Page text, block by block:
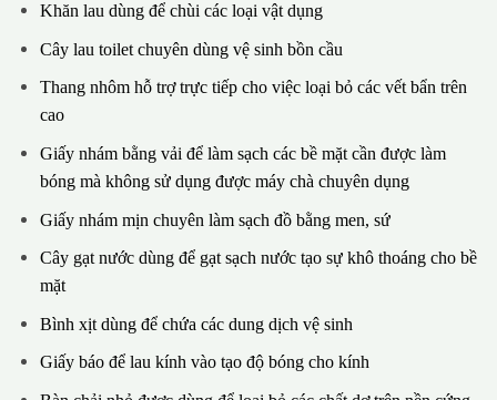
Khăn lau dùng để chùi các loại vật dụng
Cây lau toilet chuyên dùng vệ sinh bồn cầu
Thang nhôm hỗ trợ trực tiếp cho việc loại bỏ các vết bẩn trên
cao
Giấy nhám bằng vải để làm sạch các bề mặt cần được làm
bóng mà không sử dụng được máy chà chuyên dụng
Giấy nhám mịn chuyên làm sạch đồ bằng men, sứ
Cây gạt nước dùng để gạt sạch nước tạo sự khô thoáng cho bề
mặt
Bình xịt dùng để chứa các dung dịch vệ sinh
Giấy báo để lau kính vào tạo độ bóng cho kính